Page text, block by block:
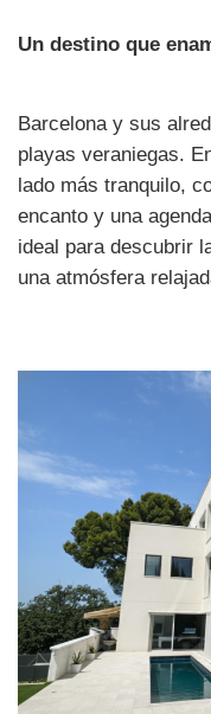
Un destino que
Barcelona y sus
playas veraniegas.
lado más tranquilo,
encanto y una
ideal para descubrir
una atmósfera